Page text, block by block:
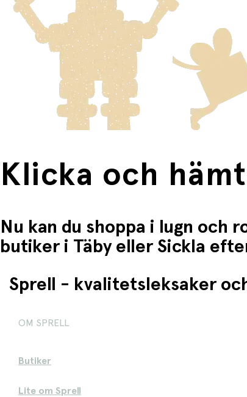
Produkter som omfattas av detta är tydligt märkta,
Fri frakt när du handlar för mer än 1500:-
Klicka och
Nu kan du shoppa i lugn och
butiker i Täby eller Sickla
Sprell - kvalitetsleksaker
OM SPRELL
Butiker
Lite om Sprell